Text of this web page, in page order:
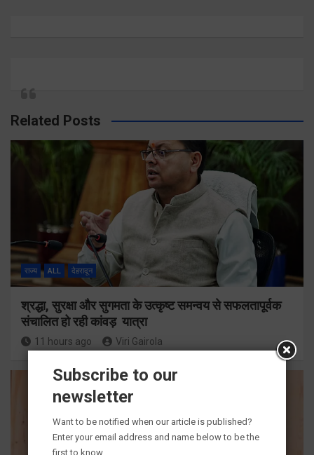
Related Posts
राज्य ALL देहरादून
श्रद्धा, सुरक्षा और सुगमता के उत्कृष्ट समन्वय से सफलतापूर्वक
संचालित हो रही कांवड़ यात्रा
11 hours ago Viri Gairola
Subscribe to our
newsletter
Want to be notified when our article is published?
Enter your email address and name below to be the
first to know.